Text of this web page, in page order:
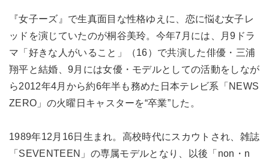
『女子ーズ』で生真面目な性格ゆえに、恋に悩む女子レ
ッドを演じていたのが桐谷美玲。今年7月には、月9ドラ
マ「好きな人がいること」（16）で共演した俳優・三浦
翔平と結婚、9月には女優・モデルとしての活動をしなが
ら2012年4月から約6年半も務めた日本テレビ系「NEWS
ZERO」の火曜日キャスターを“卒業”した。
1989年12月16日生まれ。高校時代にスカウトされ、雑誌
「SEVENTEEN」の専属モデルとなり、以後「non・n